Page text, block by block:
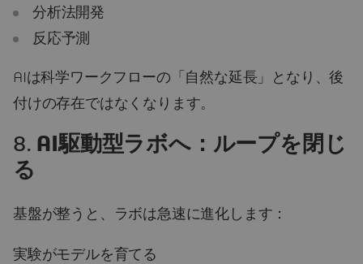
分析法開発
反応予測
AIは科学ワークフローの「自然な延長」となり、後
付けの存在ではなくなります。
8. AI駆動型ラボへ：ループを閉じ
る
基盤が整うと、ラボは急速に進化します：
実験がモデルを育てる